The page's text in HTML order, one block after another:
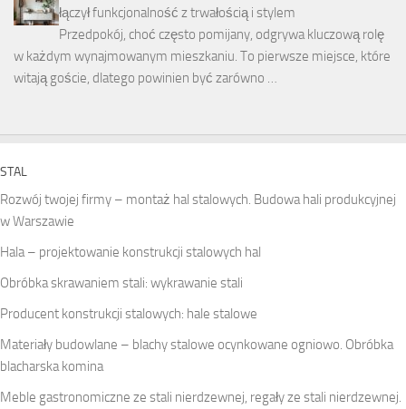
łączył funkcjonalność z trwałością i stylem
Przedpokój, choć często pomijany, odgrywa kluczową rolę
w każdym wynajmowanym mieszkaniu. To pierwsze miejsce, które
witają goście, dlatego powinien być zarówno …
STAL
Rozwój twojej firmy – montaż hal stalowych. Budowa hali produkcyjnej
w Warszawie
Hala – projektowanie konstrukcji stalowych hal
Obróbka skrawaniem stali: wykrawanie stali
Producent konstrukcji stalowych: hale stalowe
Materiały budowlane – blachy stalowe ocynkowane ogniowo. Obróbka
blacharska komina
Meble gastronomiczne ze stali nierdzewnej, regały ze stali nierdzewnej.